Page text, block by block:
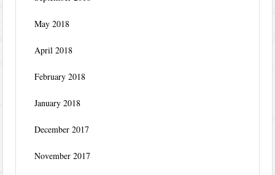
May 2018
April 2018
February 2018
January 2018
December 2017
November 2017